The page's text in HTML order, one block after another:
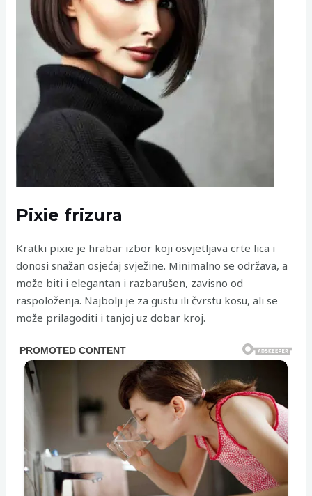
Pixie frizura
Kratki pixie je hrabar izbor koji osvjetljava crte lica i
donosi snažan osjećaj svježine. Minimalno se održava, a
može biti i elegantan i razbarušen, zavisno od
raspoloženja. Najbolji je za gustu ili čvrstu kosu, ali se
može prilagoditi i tanjoj uz dobar kroj.